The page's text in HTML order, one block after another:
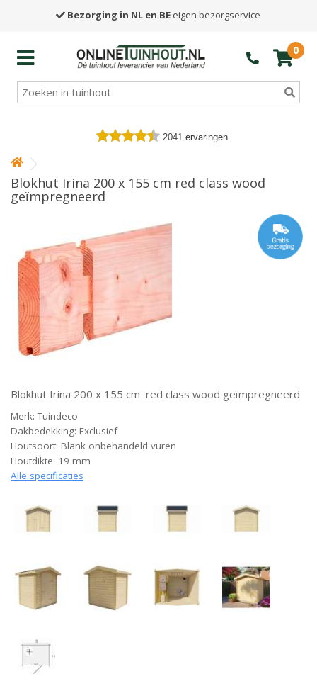
Bezorging in NL en BE eigen bezorgservice
0
2041 ervaringen
Blokhut Irina 200 x 155 cm red class wood
geïmpregneerd
Blokhut Irina 200 x 155 cm red class wood geïmpregneerd
Merk: Tuindeco
Dakbedekking: Exclusief
Houtsoort: Blank onbehandeld vuren
Houtdikte: 19 mm
Alle specificaties